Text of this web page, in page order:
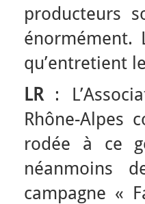
producteurs
énormément.
qu’entretient
LR :
Rhône-Alpes
rodée à ce
néanmoins
campagne «